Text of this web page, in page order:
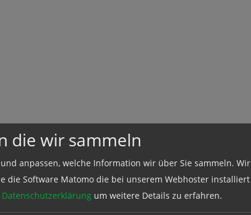
die wir sammeln
anpassen, welche Information wir über Sie sammeln. Wir
die Software Matomo die bei unserem Webhoster installiert
Datenschutzerklärung um weitere Details zu erfahren.